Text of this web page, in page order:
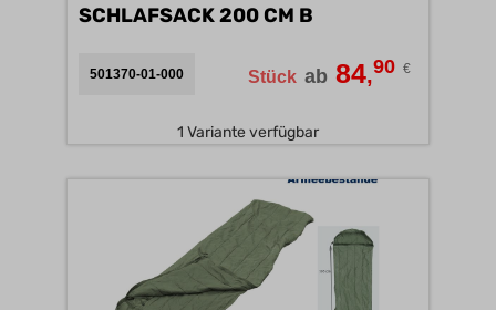
SCHLAFSACK 200 CM B
501370-01-000 Stück ab 84,90 €
1 Variante verfügbar